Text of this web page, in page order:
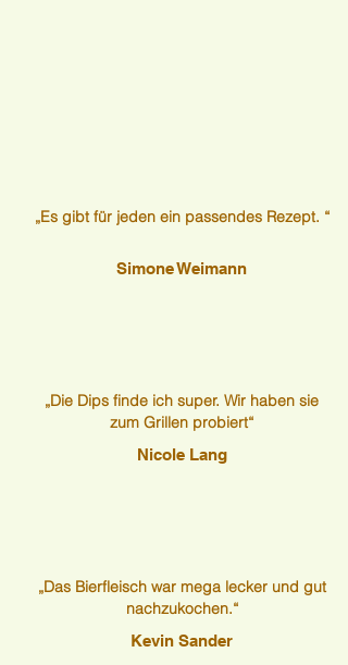
„Es gibt für jeden ein passendes Rezept. “
Simone Weimann
„Die Dips finde ich super. Wir haben sie
zum Grillen probiert“
Nicole Lang
„Das Bierfleisch war mega lecker und gut
nachzukochen.“
Kevin Sander